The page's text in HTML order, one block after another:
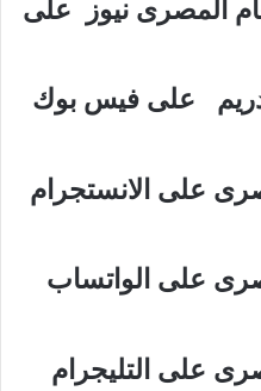
المصرى نيوز على
دريم على فيس بوك
على الانستجرام
على الواتساب
على التليجرام